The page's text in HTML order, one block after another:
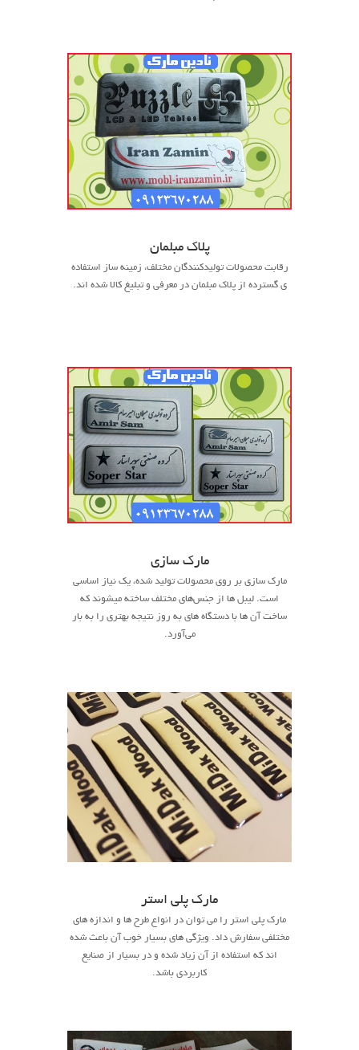
پلاک مبلمان
رقابت محصولات تولیدکنندگان مختلف، زمینه ساز استفاده
ی گسترده از پلاک مبلمان در معرفی و تبلیغ کالا شده اند.
مارک سازی
مارک سازی بر روی محصولات تولید شده، یک نیاز اساسی
است. لیبل ها از جنس‌های مختلف ساخته میشوند که
ساخت آن ها با دستگاه های به روز نتیجه بهتری را به بار
می‌آورد.
مارک پلی استر
مارک پلی استر را می توان در انواع طرح ها و اندازه های
مختلفی سفارش داد. ویژگی های بسیار خوب آن باعث شده
اند که استفاده از آن زیاد شده و در بسیار از صنایع
کاربردی باشد.